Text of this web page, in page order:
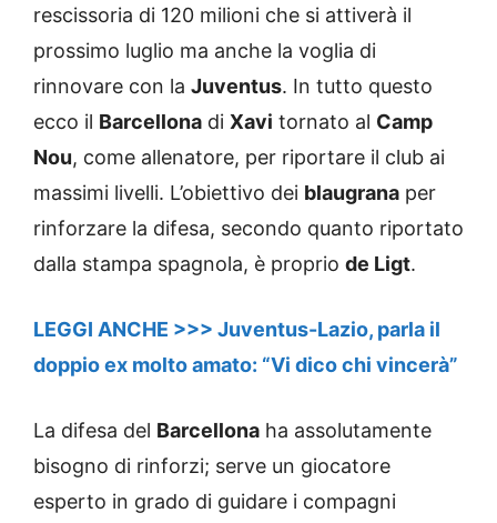
rescissoria di 120 milioni che si attiverà il
prossimo luglio ma anche la voglia di
rinnovare con la Juventus. In tutto questo
ecco il Barcellona di Xavi tornato al Camp
Nou, come allenatore, per riportare il club ai
massimi livelli. L’obiettivo dei blaugrana per
rinforzare la difesa, secondo quanto riportato
dalla stampa spagnola, è proprio de Ligt.
LEGGI ANCHE >>> Juventus-Lazio, parla il
doppio ex molto amato: “Vi dico chi vincerà”
La difesa del Barcellona ha assolutamente
bisogno di rinforzi; serve un giocatore
esperto in grado di guidare i compagni